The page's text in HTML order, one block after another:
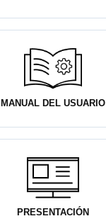
MANUAL DEL USUARIO
PRESENTACIÓN